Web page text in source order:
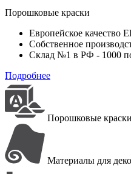
Порошковые краски
Европейское качество
Собственное
Склад №1 в РФ - 1000
Подробнее
Порошковые краски
Материалы для